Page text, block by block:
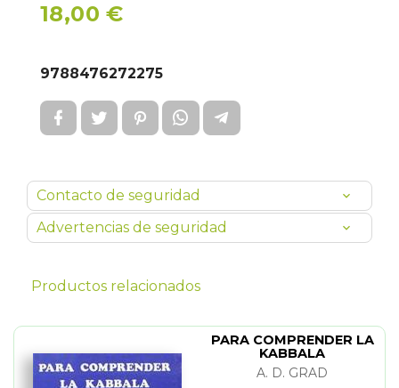
18,00 €
9788476272275
Contacto de seguridad
Advertencias de seguridad
Productos relacionados
PARA COMPRENDER LA
KABBALA
A. D. GRAD